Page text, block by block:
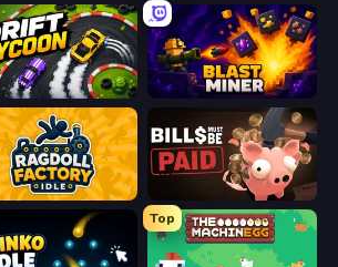
Tycoon Blast Miner
Factory Idle Bills Must Be Paid
Top